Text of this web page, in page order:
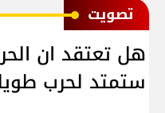
ﺗﺼﻮﻳﺖ
هل تعتقد ان
ستمتد لحرب